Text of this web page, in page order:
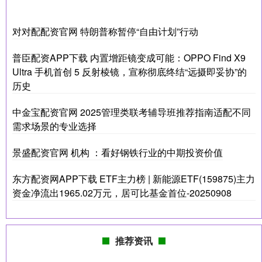
对对配配资官网 特朗普称暂停“自由计划”行动
普臣配资APP下载 内置增距镜变成可能：OPPO Find X9
Ultra 手机首创 5 反射棱镜，宣称彻底终结“远摄即妥协”的
历史
中金宝配资官网 2025管理类联考辅导班推荐指南适配不同
需求场景的专业选择
景盛配资官网 机构 ：看好钢铁行业的中期投资价值
东方配资网APP下载 ETF主力榜 | 新能源ETF(159875)主力
资金净流出1965.02万元，居可比基金首位-20250908
推荐资讯